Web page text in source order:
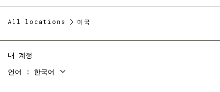
All locations 미국
내 계정
언어
한국어